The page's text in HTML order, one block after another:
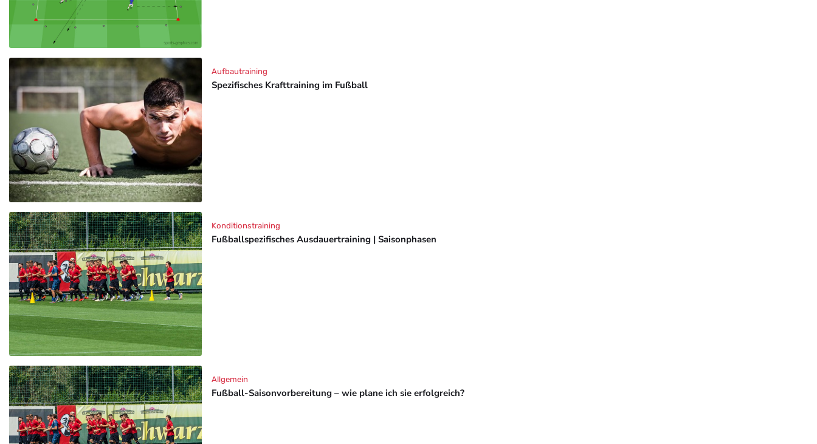
Spezifisches Krafttraining im Fußball
Aufbautraining
Fußballspezifisches Ausdauertraining | Saisonphasen
Konditionstraining
Fußball-Saisonvorbereitung – wie plane ich sie erfolgreich?
Allgemein